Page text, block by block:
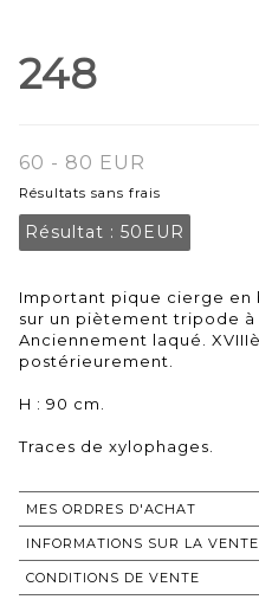
248
60 - 80 EUR
Résultats sans frais
Résultat : 50EUR
Important pique cierge en
sur un piètement tripode
Anciennement laqué.
postérieurement.
H : 90 cm.
Traces de xylophages.
MES ORDRES D'ACHAT
INFORMATIONS SUR LA VENTE
CONDITIONS DE VENTE